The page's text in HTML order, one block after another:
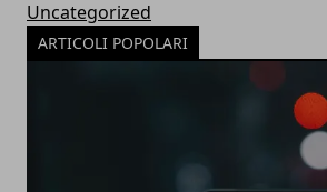
Uncategorized
ARTICOLI POPOLARI